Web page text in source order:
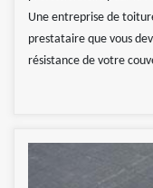
Une entreprise de
prestataire que vous
résistance de votre